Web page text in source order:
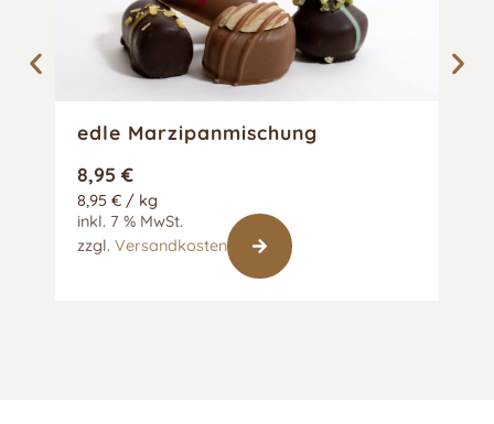
edle Marzipanmischung
8,95 €
8,95 € / kg
inkl. 7 % MwSt.
zzgl. Versandkosten